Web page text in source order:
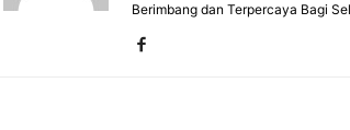
Berimbang dan Terpercaya Bagi